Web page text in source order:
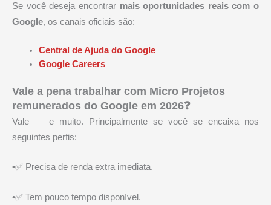
Se você deseja encontrar mais oportunidades reais com o
Google, os canais oficiais são:
Central de Ajuda do Google
Google Careers
Vale a pena trabalhar com Micro Projetos
remunerados do Google em 2026❓
Vale — e muito. Principalmente se você se encaixa nos
seguintes perfis:
•✅ Precisa de renda extra imediata.
•✅ Tem pouco tempo disponível.